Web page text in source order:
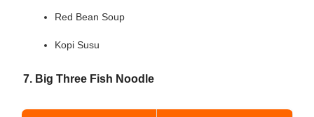
Red Bean Soup
Kopi Susu
7. Big Three Fish Noodle